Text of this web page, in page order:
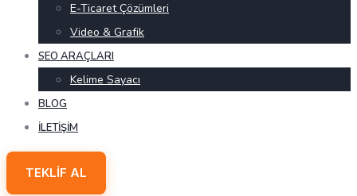
E-Ticaret Çözümleri
Video & Grafik
SEO ARAÇLARI
Kelime Sayacı
BLOG
İLETIŞIM
TEKLIF AL